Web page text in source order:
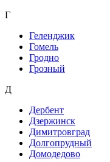
Г
Геленджик
Гомель
Гродно
Грозный
Д
Дербент
Дзержинск
Димитровград
Долгопрудный
Домодедово